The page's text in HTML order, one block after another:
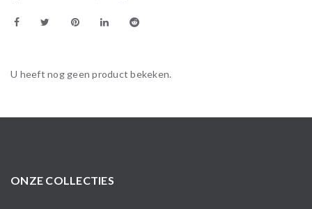
U heeft nog geen product bekeken.
ONZE COLLECTIES